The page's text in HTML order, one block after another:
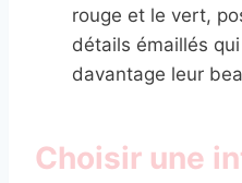
rouge et le vert,
détails émaillés
davantage leur
Choisir une